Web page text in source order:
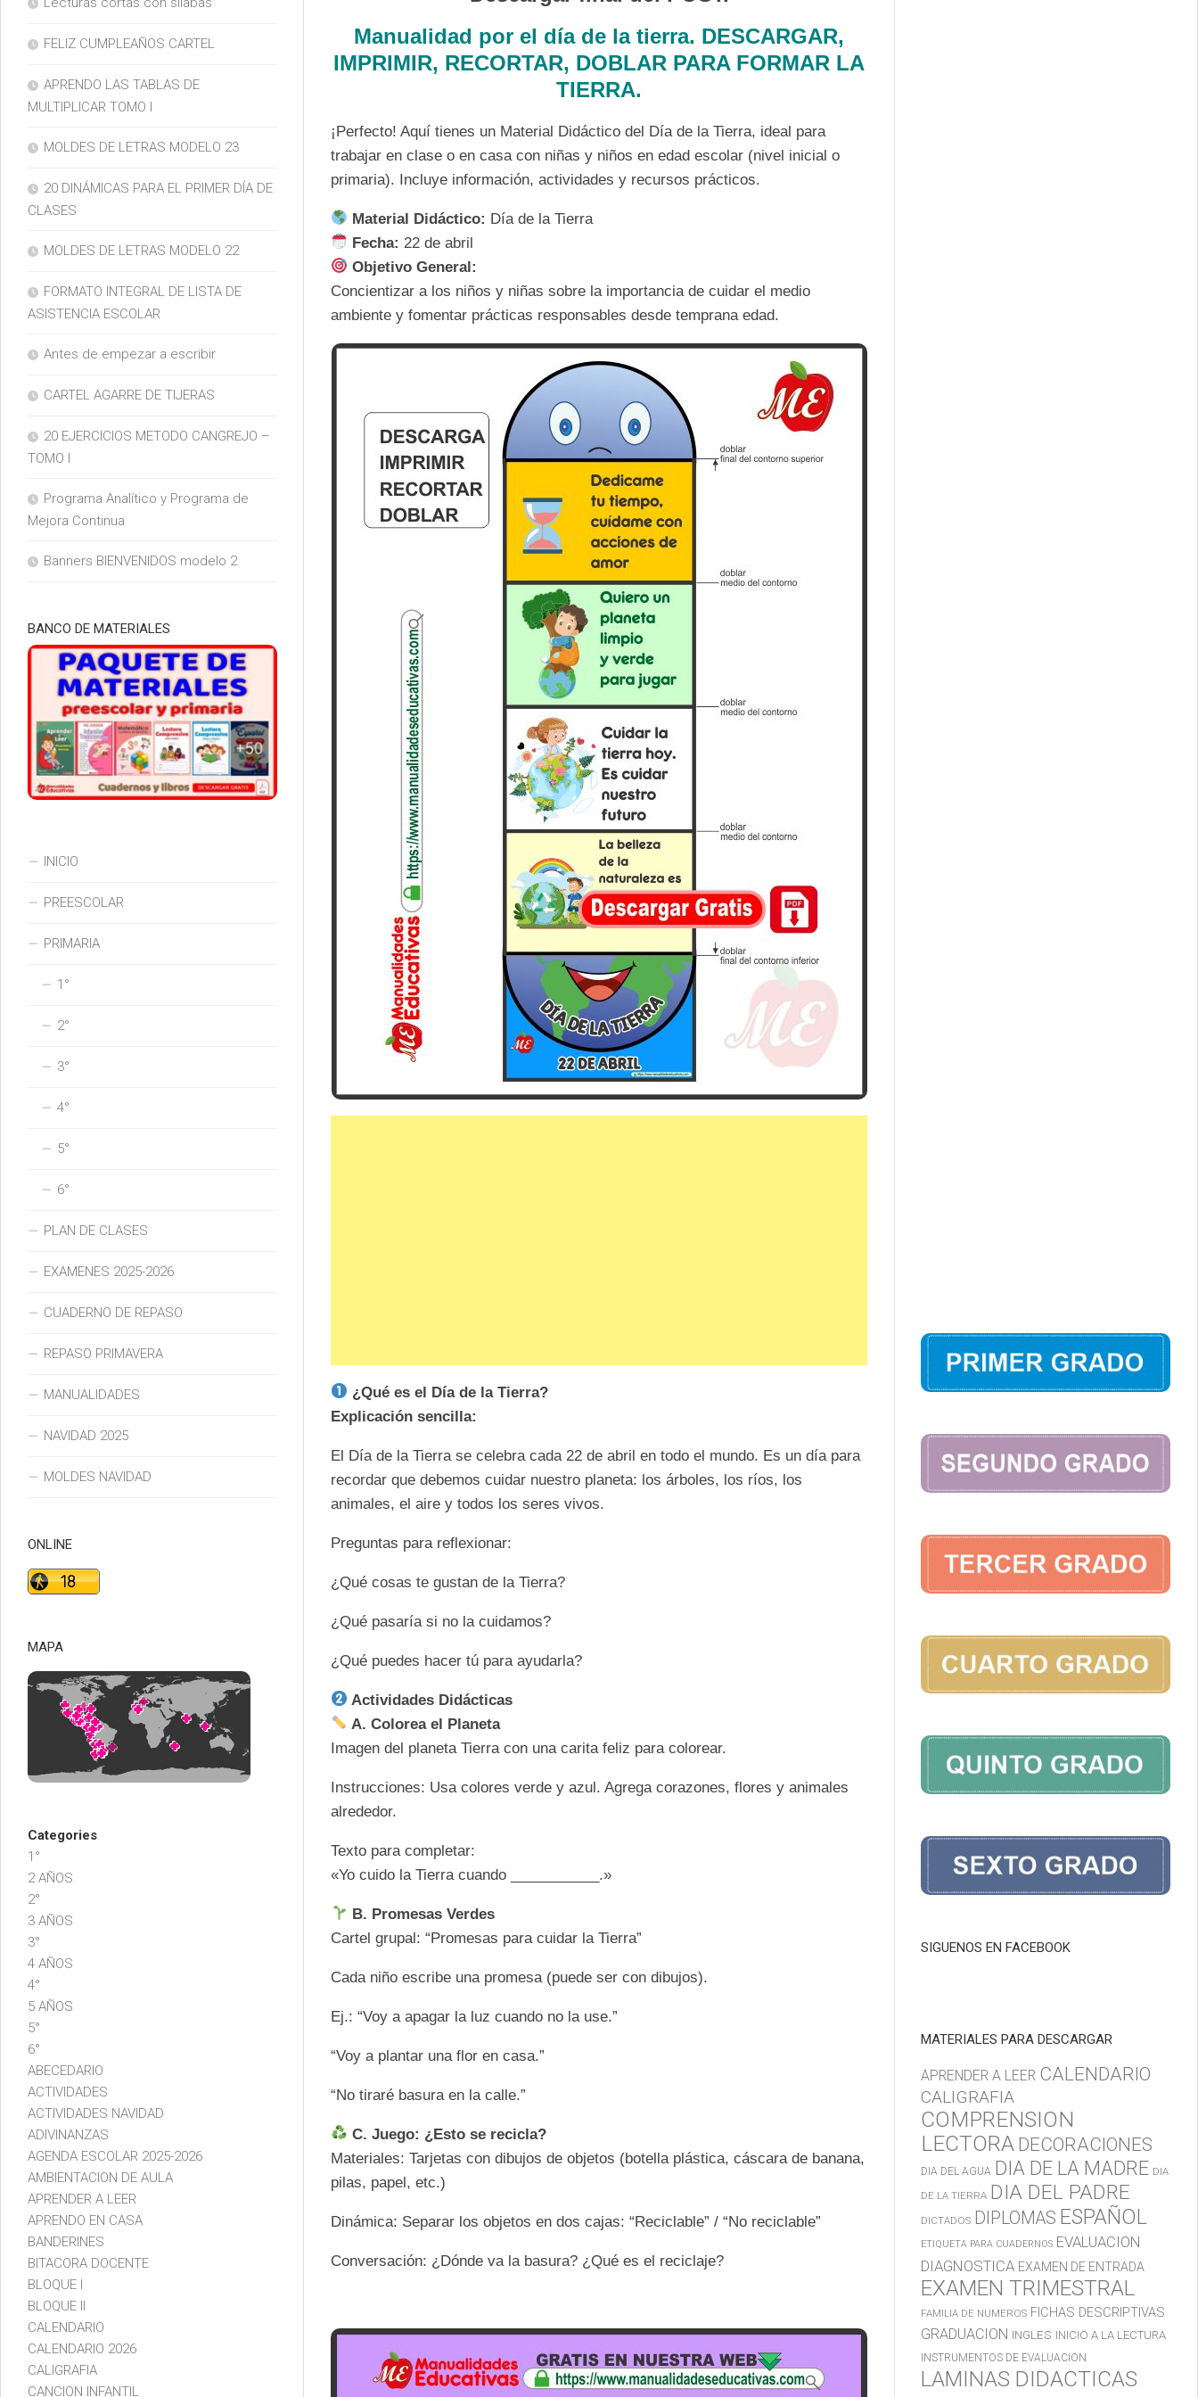
Manualidad por el día de la tierra. DESCARGAR,
IMPRIMIR, RECORTAR, DOBLAR PARA FORMAR LA
TIERRA.
¡Perfecto! Aquí tienes un Material Didáctico del Día de la Tierra, ideal para
trabajar en clase o en casa con niñas y niños en edad escolar (nivel inicial o
primaria). Incluye información, actividades y recursos prácticos.
Material Didáctico: Día de la Tierra
Fecha: 22 de abril
Objetivo General:
Concientizar a los niños y niñas sobre la importancia de cuidar el medio
ambiente y fomentar prácticas responsables desde temprana edad.
¿Qué es el Día de la Tierra?
Explicación sencilla:
El Día de la Tierra se celebra cada 22 de abril en todo el mundo. Es un día para
recordar que debemos cuidar nuestro planeta: los árboles, los ríos, los
animales, el aire y todos los seres vivos.
Preguntas para reflexionar:
¿Qué cosas te gustan de la Tierra?
¿Qué pasaría si no la cuidamos?
¿Qué puedes hacer tú para ayudarla?
Actividades Didácticas
A. Colorea el Planeta
Imagen del planeta Tierra con una carita feliz para colorear.
Instrucciones: Usa colores verde y azul. Agrega corazones, flores y animales
alrededor.
Texto para completar:
«Yo cuido la Tierra cuando ___________.»
B. Promesas Verdes
Cartel grupal: “Promesas para cuidar la Tierra”
Cada niño escribe una promesa (puede ser con dibujos).
Ej.: “Voy a apagar la luz cuando no la use.”
“Voy a plantar una flor en casa.”
“No tiraré basura en la calle.”
C. Juego: ¿Esto se recicla?
Materiales: Tarjetas con dibujos de objetos (botella plástica, cáscara de banana,
pilas, papel, etc.)
Dinámica: Separar los objetos en dos cajas: “Reciclable” / “No reciclable”
Conversación: ¿Dónde va la basura? ¿Qué es el reciclaje?
FELIZ CUMPLEAÑOS CARTEL
APRENDO LAS TABLAS DE
MULTIPLICAR TOMO I
MOLDES DE LETRAS MODELO 23
20 DINÁMICAS PARA EL PRIMER DÍA DE
CLASES
MOLDES DE LETRAS MODELO 22
FORMATO INTEGRAL DE LISTA DE
ASISTENCIA ESCOLAR
Antes de empezar a escribir
CARTEL AGARRE DE TIJERAS
20 EJERCICIOS METODO CANGREJO –
TOMO I
Programa Analítico y Programa de
Mejora Continua
Banners BIENVENIDOS modelo 2
BANCO DE MATERIALES
INICIO
PREESCOLAR
PRIMARIA
1°
2°
3°
4°
5°
6°
PLAN DE CLASES
EXAMENES 2025-2026
CUADERNO DE REPASO
REPASO PRIMAVERA
MANUALIDADES
NAVIDAD 2025
MOLDES NAVIDAD
ONLINE
MAPA
Categories
1°
2 AÑOS
2°
3 AÑOS
3°
4 AÑOS
4°
5 AÑOS
5°
6°
ABECEDARIO
ACTIVIDADES
ACTIVIDADES NAVIDAD
ADIVINANZAS
AGENDA ESCOLAR 2025-2026
AMBIENTACION DE AULA
APRENDER A LEER
APRENDO EN CASA
BANDERINES
BITACORA DOCENTE
BLOQUE I
BLOQUE II
CALENDARIO
CALENDARIO 2026
CALIGRAFIA
CANCION INFANTIL
SIGUENOS EN FACEBOOK
MATERIALES PARA DESCARGAR
APRENDER A LEER CALENDARIO
CALIGRAFIA
COMPRENSION
LECTORA DECORACIONES
DIA DEL AGUA DIA DE LA MADRE DIA
DE LA TIERRA DIA DEL PADRE
DICTADOS DIPLOMAS ESPAÑOL
ETIQUETA PARA CUADERNOS EVALUACION
DIAGNOSTICA EXAMEN DE ENTRADA
EXAMEN TRIMESTRAL
FAMILIA DE NUMEROS FICHAS DESCRIPTIVAS
GRADUACION INGLES INICIO A LA LECTURA
INSTRUMENTOS DE EVALUACION
LAMINAS DIDACTICAS